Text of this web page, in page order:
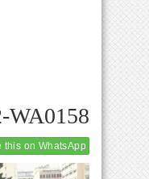
WA0158
this on WhatsApp